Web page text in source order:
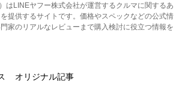
はLINEヤフー株式会社が運営するクルマに関するあ
提供するサイトです。価格やスペックなどの公式情
家のリアルなレビューまで購入検討に役立つ情報を
オリジナル記事